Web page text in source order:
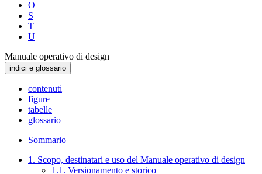
O
S
T
U
Manuale operativo di design
indici e glossario
contenuti
figure
tabelle
glossario
Sommario
1. Scopo, destinatari e uso del Manuale operativo di design
1.1. Versionamento e storico